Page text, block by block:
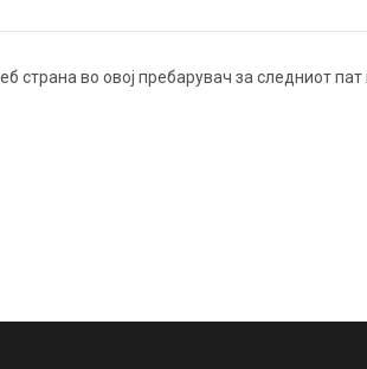
страна во овој пребарувач за следниот пат